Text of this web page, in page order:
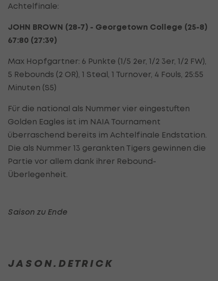
Achtelfinale:
JOHN BROWN (28-7) - Georgetown College (25-8)
67:80 (27:39)
Max Hopfgartner: 6 Punkte (1/5 2er, 1/2 3er, 1/2 FW),
5 Rebounds (2 OR), 1 Steal, 1 Turnover, 4 Fouls, 25:55
Minuten (S5)
Für die national als Nummer vier eingestuften
Golden Eagles ist im NAIA Tournament
überraschend bereits im Achtelfinale Endstation.
Die als Nummer 13 gerankten Tigers gewinnen die
Partie vor allem dank ihrer Rebound-
Überlegenheit.
Saison zu Ende
J A S O N . D E T R I C K